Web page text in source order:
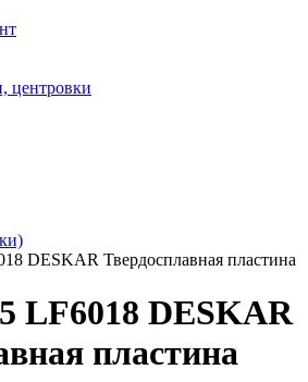
центровки
DESKAR Твердосплавная пластина
LF6018 DESKAR
пластина